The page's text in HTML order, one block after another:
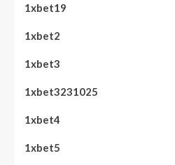
1xbet19
1xbet2
1xbet3
1xbet3231025
1xbet4
1xbet5